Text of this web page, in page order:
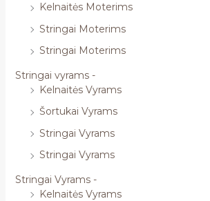
Kelnaitės Moterims
Stringai Moterims
Stringai Moterims
Stringai vyrams -
Kelnaitės Vyrams
Šortukai Vyrams
Stringai Vyrams
Stringai Vyrams
Stringai Vyrams -
Kelnaitės Vyrams